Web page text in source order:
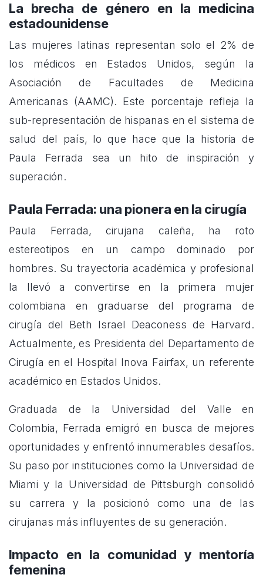
La brecha de género en la medicina
estadounidense
Las mujeres latinas representan solo el 2% de
los médicos en Estados Unidos, según la
Asociación de Facultades de Medicina
Americanas (AAMC). Este porcentaje refleja la
sub-representación de hispanas en el sistema de
salud del país, lo que hace que la historia de
Paula Ferrada sea un hito de inspiración y
superación.
Paula Ferrada: una pionera en la cirugía
Paula Ferrada, cirujana caleña, ha roto
estereotipos en un campo dominado por
hombres. Su trayectoria académica y profesional
la llevó a convertirse en la primera mujer
colombiana en graduarse del programa de
cirugía del Beth Israel Deaconess de Harvard.
Actualmente, es Presidenta del Departamento de
Cirugía en el Hospital Inova Fairfax, un referente
académico en Estados Unidos.
Graduada de la Universidad del Valle en
Colombia, Ferrada emigró en busca de mejores
oportunidades y enfrentó innumerables desafíos.
Su paso por instituciones como la Universidad de
Miami y la Universidad de Pittsburgh consolidó
su carrera y la posicionó como una de las
cirujanas más influyentes de su generación.
Impacto en la comunidad y mentoría
femenina